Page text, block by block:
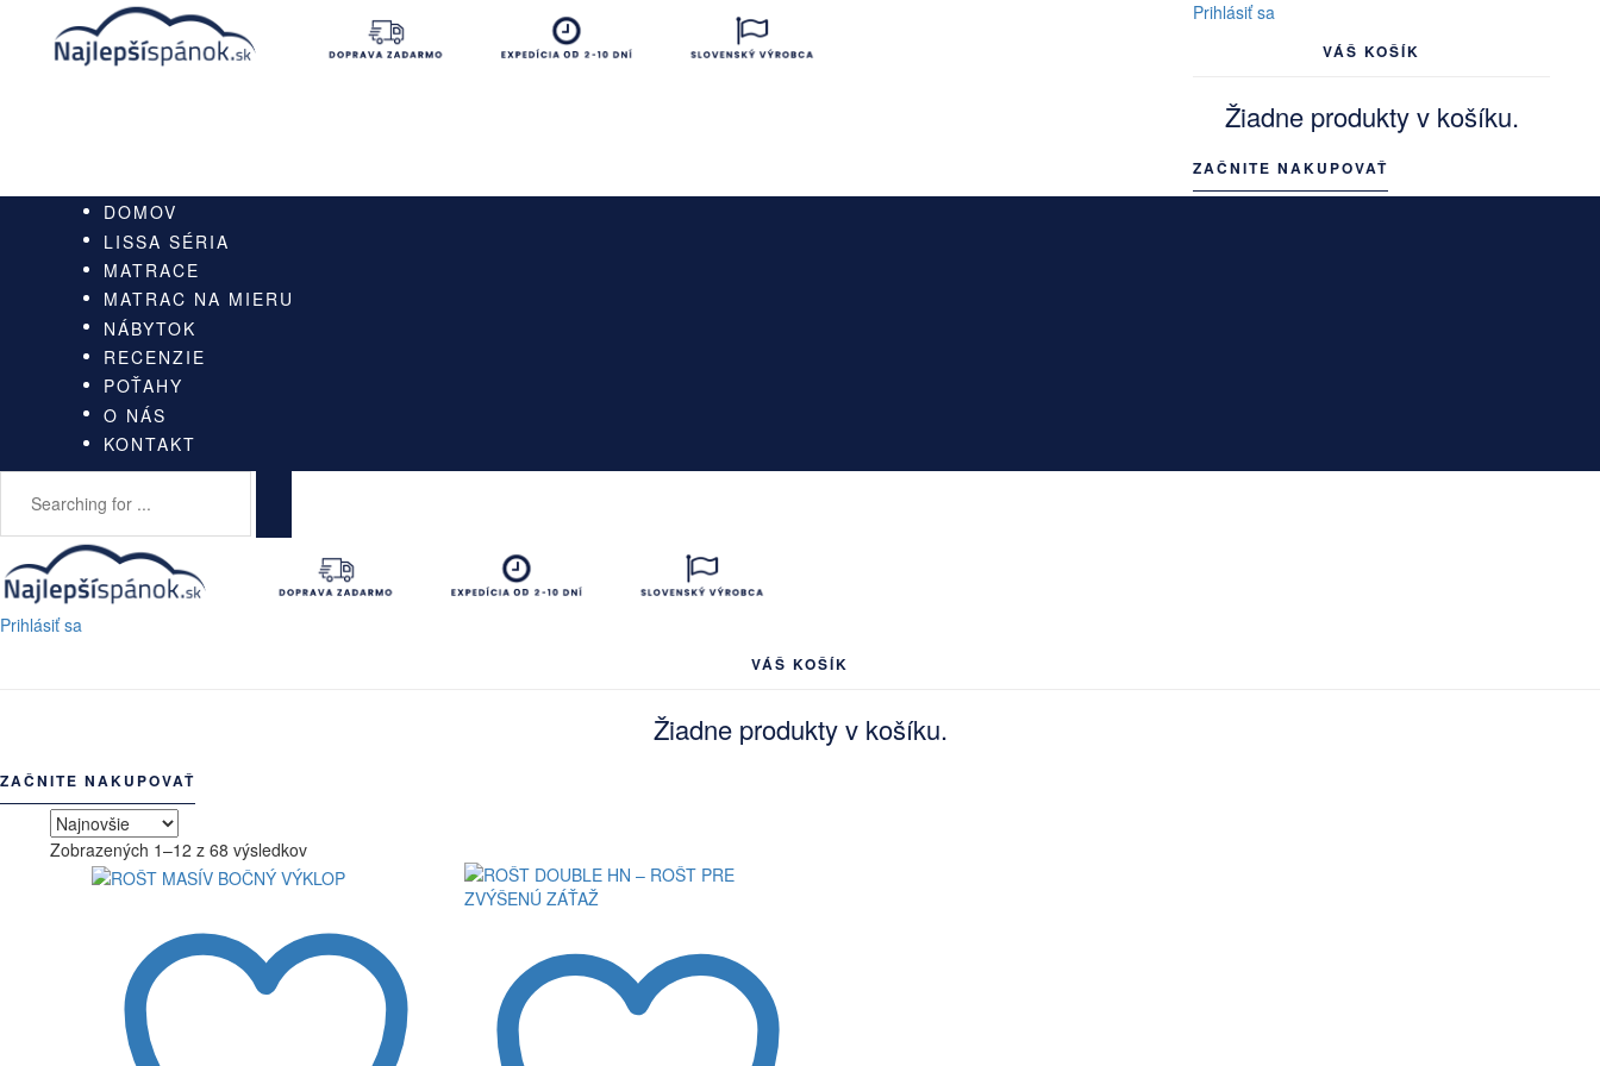
Prihlásiť sa
VÁŠ KOŠÍK
Žiadne produkty v košíku.
ZAČNITE NAKUPOVAŤ
DOMOV
LISSA SÉRIA
MATRACE
MATRAC NA MIERU
NÁBYTOK
RECENZIE
POŤAHY
O NÁS
KONTAKT
Prihlásiť sa
VÁŠ KOŠÍK
Žiadne produkty v košíku.
ZAČNITE NAKUPOVAŤ
Zobrazených 1–12 z 68 výsledkovZoradené
podľa